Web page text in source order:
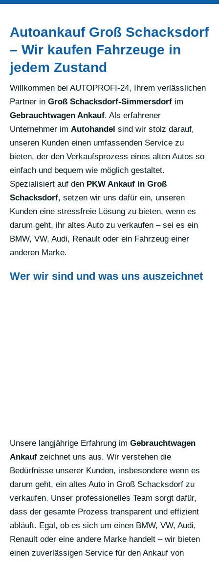
Autoankauf Groß Schacksdorf
– Wir kaufen Fahrzeuge in
jedem Zustand
Willkommen bei AUTOPROFI-24, Ihrem verlässlichen
Partner in Groß Schacksdorf-Simmersdorf im
Gebrauchtwagen Ankauf. Als erfahrener
Unternehmer im Autohandel sind wir stolz darauf,
unseren Kunden einen umfassenden Service zu
bieten, der den Verkaufsprozess eines alten Autos so
einfach und bequem wie möglich gestaltet.
Spezialisiert auf den PKW Ankauf in Groß
Schacksdorf, setzen wir uns dafür ein, unseren
Kunden eine stressfreie Lösung zu bieten, wenn es
darum geht, ihr altes Auto zu verkaufen – sei es ein
BMW, VW, Audi, Renault oder ein Fahrzeug einer
anderen Marke.
Wer wir sind und was uns auszeichnet
Unsere langjährige Erfahrung im Gebrauchtwagen
Ankauf zeichnet uns aus. Wir verstehen die
Bedürfnisse unserer Kunden, insbesondere wenn es
darum geht, ein altes Auto in Groß Schacksdorf zu
verkaufen. Unser professionelles Team sorgt dafür,
dass der gesamte Prozess transparent und effizient
abläuft. Egal, ob es sich um einen BMW, VW, Audi,
Renault oder eine andere Marke handelt – wir bieten
einen zuverlässigen Service für den Ankauf von